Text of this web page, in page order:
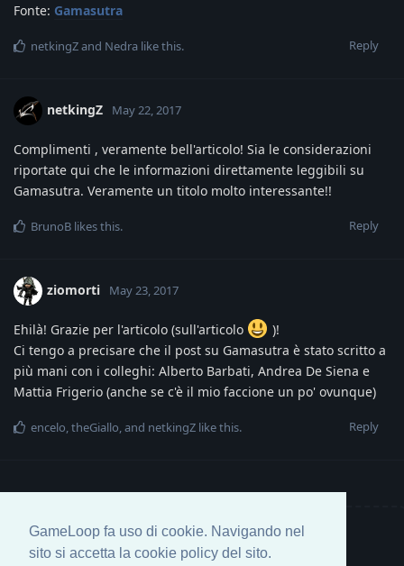
GameLoop fa uso di cookie. Navigando nel
sito si accetta la cookie policy del sito.
Fonte: Gamasutra
Reply
netkingZand Nedra like this.
netkingZ May 22, 2017
Complimenti , veramente bell'articolo! Sia le considerazioni
riportate qui che le informazioni direttamente leggibili su
Gamasutra. Veramente un titolo molto interessante!!
Reply
BrunoB likes this.
ziomorti May 23, 2017
Ehilà! Grazie per l'articolo (sull'articolo
)!
Ci tengo a precisare che il post su Gamasutra è stato scritto a
più mani con i colleghi: Alberto Barbati, Andrea De Siena e
Mattia Frigerio (anche se c'è il mio faccione un po' ovunque)
Reply
encelo,theGiallo, and netkingZ like this.
Write a Reply...